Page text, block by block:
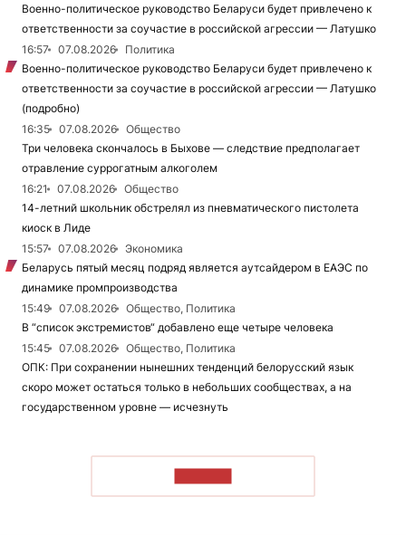
Военно-политическое руководство Беларуси будет привлечено к
ответственности за соучастие в российской агрессии — Латушко
16:57
07.08.2026
Политика
Военно-политическое руководство Беларуси будет привлечено к
ответственности за соучастие в российской агрессии — Латушко
(подробно)
16:35
07.08.2026
Общество
Три человека скончалось в Быхове — следствие предполагает
отравление суррогатным алкоголем
16:21
07.08.2026
Общество
14-летний школьник обстрелял из пневматического пистолета
киоск в Лиде
15:57
07.08.2026
Экономика
Беларусь пятый месяц подряд является аутсайдером в ЕАЭС по
динамике промпроизводства
15:49
07.08.2026
Общество, Политика
В “список экстремистов“ добавлено еще четыре человека
15:45
07.08.2026
Общество, Политика
ОПК: При сохранении нынешних тенденций белорусский язык
скоро может остаться только в небольших сообществах, а на
государственном уровне — исчезнуть